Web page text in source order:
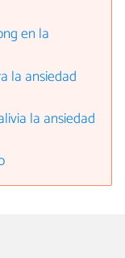
en la
la ansiedad
la ansiedad